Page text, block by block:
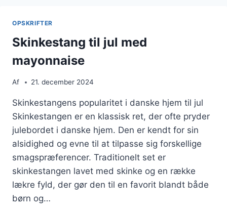
OPSKRIFTER
Skinkestang til jul med
mayonnaise
Af 21. december 2024
Skinkestangens popularitet i danske hjem til jul
Skinkestangen er en klassisk ret, der ofte pryder
julebordet i danske hjem. Den er kendt for sin
alsidighed og evne til at tilpasse sig forskellige
smagspræferencer. Traditionelt set er
skinkestangen lavet med skinke og en række
lækre fyld, der gør den til en favorit blandt både
børn og…